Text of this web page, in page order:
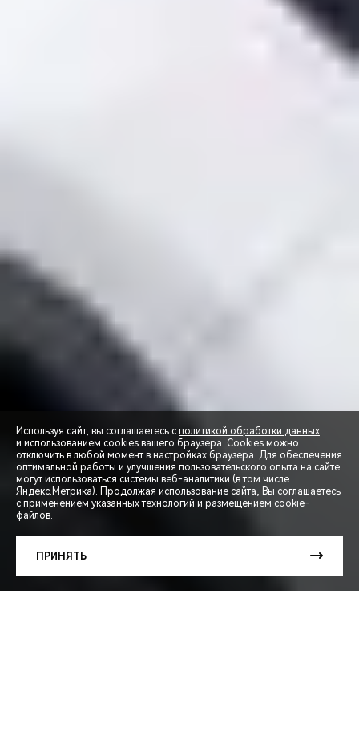
СПЕЦПРЕДЛОЖЕНИЯ
Используя сайт, вы соглашаетесь с политикой обработки данных
и использованием cookies вашего браузера. Cookies можно
отключить в любой момент в настройках браузера. Для обеспечения
оптимальной работы и улучшения пользовательского опыта на сайте
могут использоваться системы веб-аналитики (в том числе
Яндекс.Метрика). Продолжая использование сайта, Вы соглашаетесь
с применением указанных технологий и размещением cookie-
файлов.
ПРИНЯТЬ